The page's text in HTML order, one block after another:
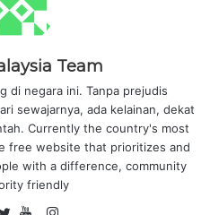
Team
di negara ini. Tanpa prejudis
sewajarnya, ada kelainan, dekat
Currently the country's most
free website that prioritizes and
with a difference, community
friendly